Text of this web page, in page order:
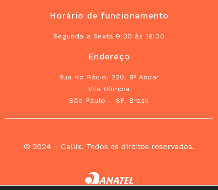
Horário de funcionamento
Segunda a Sexta 9:00 às 18:00
Endereço
Rua do Rócio, 220, 9º Andar
Vila Olímpia
São Paulo – SP, Brasil
© 2024 – Callix. Todos os direitos reservados.